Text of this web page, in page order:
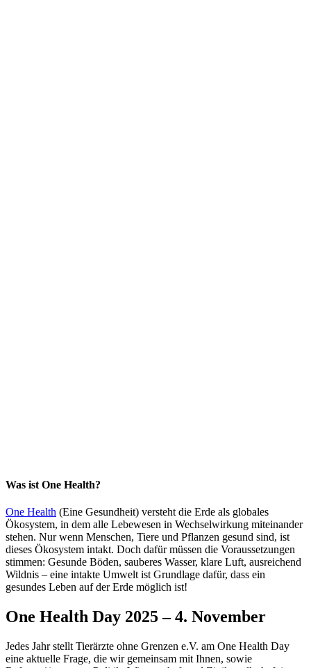
Was ist One Health?
One Health (Eine Gesundheit) versteht die Erde als globales
Ökosystem, in dem alle Lebewesen in Wechselwirkung miteinander
stehen. Nur wenn Menschen, Tiere und Pflanzen gesund sind, ist
dieses Ökosystem intakt. Doch dafür müssen die Voraussetzungen
stimmen: Gesunde Böden, sauberes Wasser, klare Luft, ausreichend
Wildnis – eine intakte Umwelt ist Grundlage dafür, dass ein
gesundes Leben auf der Erde möglich ist!
One Health Day 2025 – 4. November
Jedes Jahr stellt Tierärzte ohne Grenzen e.V. am One Health Day
eine aktuelle Frage, die wir gemeinsam mit Ihnen, sowie